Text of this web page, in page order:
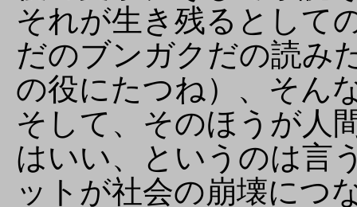
それが生き残るとして
だのブンガクだの読み
の役にたつね）、そん
そして、そのほうが人
はいい、というのは言
ットが社会の崩壊につ